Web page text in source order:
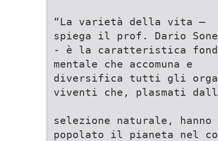
“La varietà della vita –
spiega il prof. Dario
- è la caratteristica
mentale che accomuna e
diversifica tutti gli
viventi che, plasmati
selezione naturale, hanno
popolato il pianeta nel